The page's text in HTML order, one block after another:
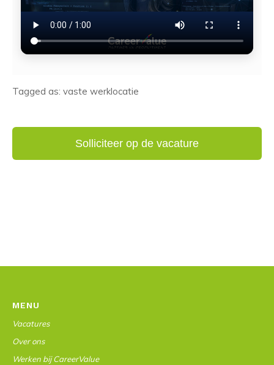
Tagged as: vaste werklocatie
MENU
Vacatures
Over ons
Werken bij CareerValue